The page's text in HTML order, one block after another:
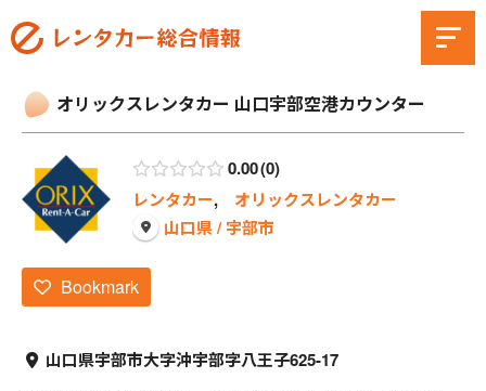
オリックスレンタカー 山口宇部空港カウンター
0.00 0
レンタカー, オリックスレンタカー
山口県 / 宇部市
Bookmark
山口県宇部市大字沖宇部字八王子625-17